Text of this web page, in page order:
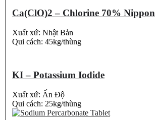
Ca(ClO)2 – Chlorine 70% Nippon
Xuất xứ: Nhật Bản
Qui cách: 45kg/thùng
KI – Potassium Iodide
Xuất xứ: Ấn Độ
Qui cách: 25kg/thùng